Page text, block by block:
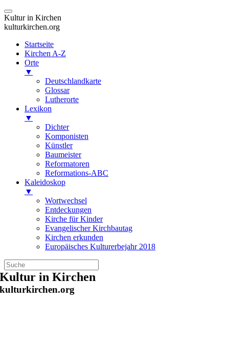
Kultur in Kirchen
kulturkirchen.org
Startseite
Kirchen A-Z
Orte
▼
Deutschlandkarte
Glossar
Lutherorte
Lexikon
▼
Dichter
Komponisten
Künstler
Baumeister
Reformatoren
Reformations-ABC
Kaleidoskop
▼
Wortwechsel
Entdeckungen
Kirche für Kinder
Evangelischer Kirchbautag
Kirchen erkunden
Europäisches Kulturerbejahr 2018
Zum
Inhalt
springen
Kultur in Kirchen
kulturkirchen.org